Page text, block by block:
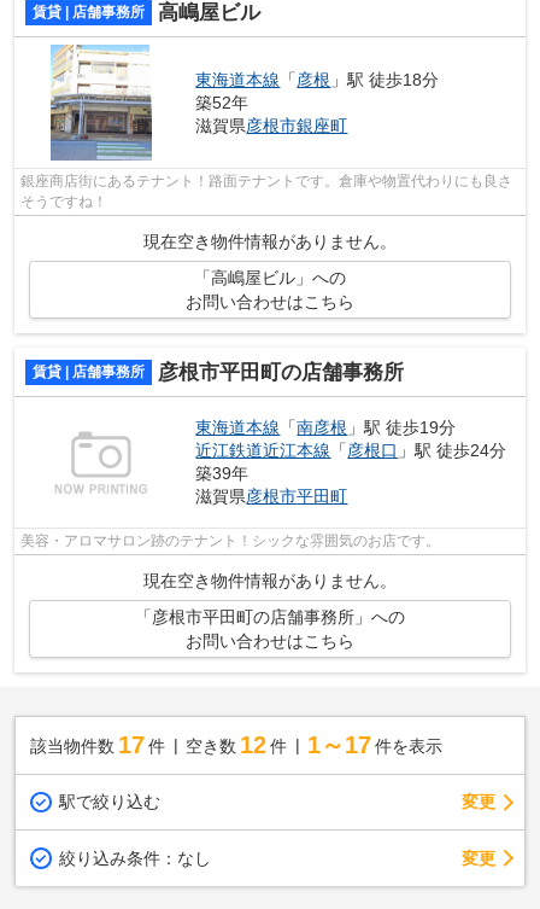
賃貸 | 店舗事務所 高嶋屋ビル
東海道本線 「彦根 」駅 徒歩18分
築52年
滋賀県彦根市銀座町
銀座商店街にあるテナント！路面テナントです。倉庫や物置代わりにも良さ
そうですね！
現在空き物件情報がありません。
「高嶋屋ビル」への
お問い合わせはこちら
賃貸 | 店舗事務所 彦根市平田町の店舗事務所
東海道本線 「南彦根 」駅 徒歩19分
近江鉄道近江本線 「彦根口 」駅 徒歩24分
築39年
滋賀県彦根市平田町
美容・アロマサロン跡のテナント！シックな雰囲気のお店です。
現在空き物件情報がありません。
「彦根市平田町の店舗事務所」への
お問い合わせはこちら
該当物件数 17件 空き数 12 件 1～17 件を表示
駅で絞り込む 変更
絞り込み条件： なし 変更